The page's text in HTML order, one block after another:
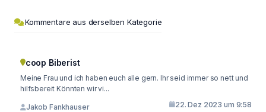
Kommentare aus derselben Kategorie
coop Biberist
Meine Frau und ich haben euch alle gern. Ihr seid immer so nett und
hilfsbereit Könnten wir vi...
Jakob Fankhauser 22. Dez 2023 um 9:58